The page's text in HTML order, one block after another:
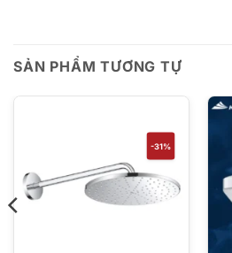
SẢN PHẨM TƯƠNG TỰ
-31%